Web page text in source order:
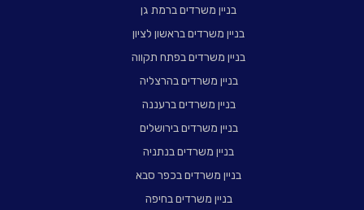
בניין משרדים ברמת גן
בניין משרדים בראשון לציון
בניין משרדים בפתח תקווה
בניין משרדים בהרצליה
בניין משרדים ברעננה
בניין משרדים בירושלים
בניין משרדים בנתניה
בניין משרדים בכפר סבא
בניין משרדים בחיפה